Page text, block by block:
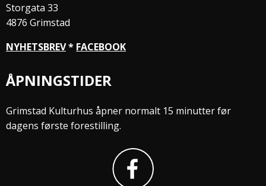
Storgata 33
4876 Grimstad
NYHETSBREV* FACEBOOK
ÅPNINGSTIDER
Grimstad Kulturhus åpner normalt 15 minutter før
dagens første forestilling.